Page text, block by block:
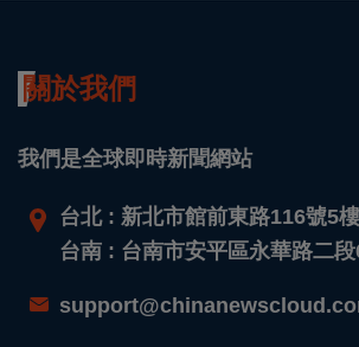
關於我們
我們是全球即時新聞網站
台北 : 新北市館前東路116號5
台南 : 台南市安平區永華路二